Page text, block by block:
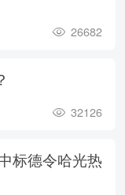
26682
32126
标德令哈光热